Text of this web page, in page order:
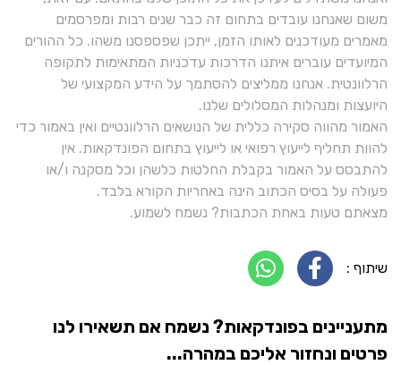
משום שאנחנו עובדים בתחום זה כבר שנים רבות ומפרסמים
מאמרים מעודכנים לאותו הזמן, ייתכן שפספסנו משהו. כל ההורים
המיועדים עוברים איתנו הדרכות עדכניות המתאימות לתקופה
הרלוונטית. אנחנו ממליצים להסתמך על הידע המקצועי של
היועצות ומנהלות המסלולים שלנו.
האמור מהווה סקירה כללית של הנושאים הרלוונטיים ואין באמור כדי
להוות תחליף לייעוץ רפואי או לייעוץ בתחום הפונדקאות. אין
להתבסס על האמור בקבלת החלטות כלשהן וכל מסקנה ו/או
פעולה על בסיס הכתוב הינה באחריות הקורא בלבד.
מצאתם טעות באחת הכתבות? נשמח לשמוע.
שיתוף :
מתעניינים בפונדקאות? נשמח אם תשאירו לנו
פרטים ונחזור אליכם במהרה...